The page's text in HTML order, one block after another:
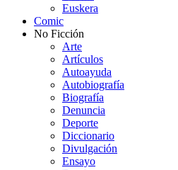
Euskera
Comic
No Ficción
Arte
Artículos
Autoayuda
Autobiografía
Biografía
Denuncia
Deporte
Diccionario
Divulgación
Ensayo